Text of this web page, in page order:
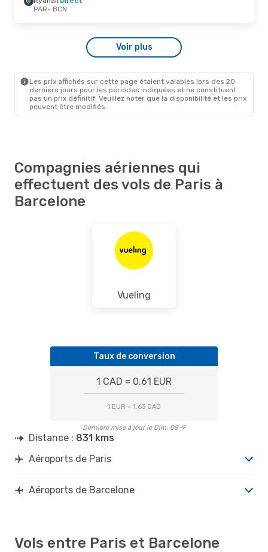
BCN
- PAR
- Mer. 4 Nov.
PAR- BCN
Voir plus
Les prix affichés sur cette page étaient valables lors des 20
derniers jours pour les périodes indiquées et ne constituent
pas un prix définitif. Veuillez noter que la disponibilité et les prix
peuvent être modifiés.
Compagnies aériennes qui
effectuent des vols de Paris à
Barcelone
Vueling
Taux de conversion
1 CAD = 0.61 EUR
1 EUR = 1.63 CAD
Dernière mise à jour le Dim. 08-9
Distance : 831 kms
Aéroports de Paris
Aéroports de Barcelone
Vols entre Paris et Barcelone